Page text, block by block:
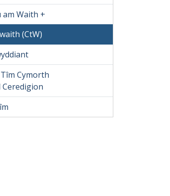
am Waith +
(CtW)
Cymorth
Ceredigion